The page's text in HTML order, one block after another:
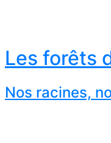
Les forêts
Nos racines,